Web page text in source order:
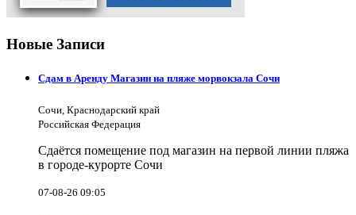
Новые Записи
Сдам в Аренду Магазин на пляже морвокзала Сочи
Сочи, Краснодарский край
Российская Федерация
Сдаётся помещение под магазин на первой линии пляжа
в городе-курорте Сочи
07-08-26 09:05